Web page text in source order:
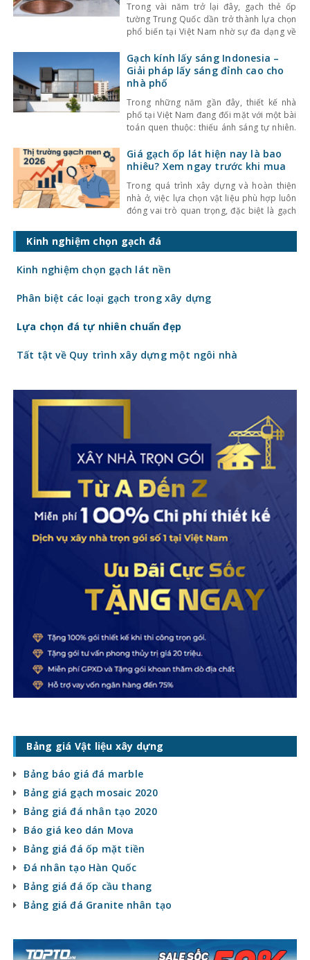
Trong vài năm trở lại đây, gạch thẻ ốp
tường Trung Quốc dần trở thành lựa chọn
phổ biến tại Việt Nam nhờ sự đa dạng về
Bên cạnh đó, chất lượng sản phẩm cũng
không ngừng được cải thiện, đáp ứng tốt
nhu cầu sử
Gạch kính lấy sáng Indonesia –
Giải pháp lấy sáng đỉnh cao cho
nhà phố
Trong những năm gần đây, thiết kế nhà
phố tại Việt Nam đang đối mặt với một bài
toán quen thuộc: thiếu ánh sáng tự nhiên.
che chắn bởi các công trình xung quanh,
khiến không gian trở nên bí bách và phụ
Giá gạch ốp lát hiện nay là bao
nhiêu? Xem ngay trước khi mua
Trong quá trình xây dựng và hoàn thiện
nhà ở, việc lựa chọn vật liệu phù hợp luôn
đóng vai trò quan trọng, đặc biệt là gạch
giá gạch ốp lát hiện nay còn quyết định
trực tiếp đến tổng chi phí công trình. Vậy
Kinh nghiệm chọn gạch đá
Kinh nghiệm chọn gạch lát nền
Phân biệt các loại gạch trong xây dựng
Lựa chọn đá tự nhiên chuẩn đẹp
Tất tật về Quy trình xây dựng một ngôi nhà
Bảng giá Vật liệu xây dựng
Bảng báo giá đá marble
Bảng giá gạch mosaic 2020
Bảng giá đá nhân tạo 2020
Báo giá keo dán Mova
Bảng giá đá ốp mặt tiền
Đá nhân tạo Hàn Quốc
Bảng giá đá ốp cầu thang
Bảng giá đá Granite nhân tạo